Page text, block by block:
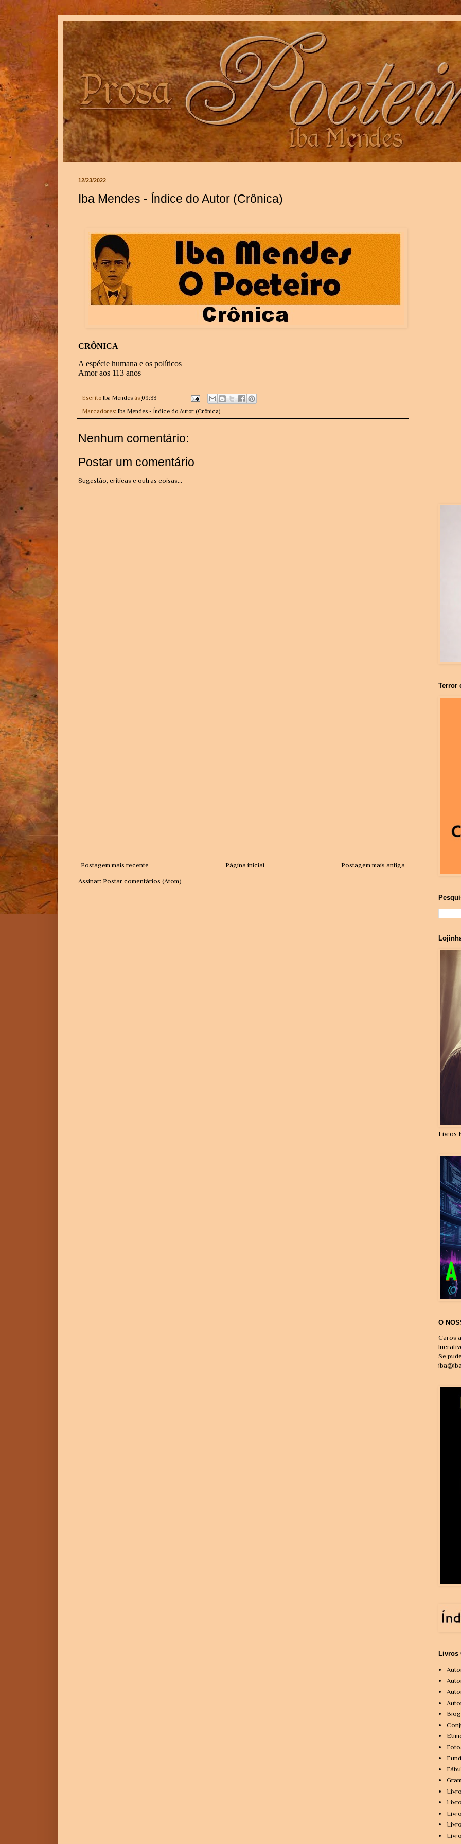
12/23/2022
Iba Mendes - Índice do Autor (Crônica)
CRÔNICA
A espécie humana e os políticos
Amor aos 113 anos
Escrito Iba Mendes às 09:33
Marcadores: Iba Mendes - Índice do Autor (Crônica)
Nenhum comentário:
Postar um comentário
Sugestão, críticas e outras coisas...
Postagem mais recente Postagem mais antiga
Página inicial
Assinar: Postar comentários (Atom)
Terror
Livros
O
Caros
Se
Livros